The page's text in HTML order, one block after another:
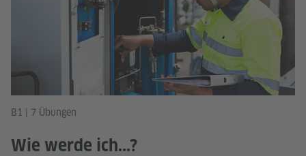
B1 | 7 Übungen
Wie werde ich...?